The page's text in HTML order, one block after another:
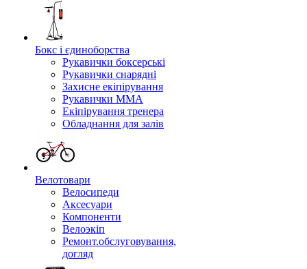
Бокс і єдиноборства
Рукавички боксерські
Рукавички снарядні
Захисне екіпірування
Рукавички ММА
Екіпірування тренера
Обладнання для залів
Велотовари
Велосипеди
Аксесуари
Компоненти
Велоэкіп
Ремонт.обслуговування,
догляд